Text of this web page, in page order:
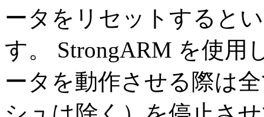
ータをリセットすると
す。 StrongARM を使用
ータを動作させる際は